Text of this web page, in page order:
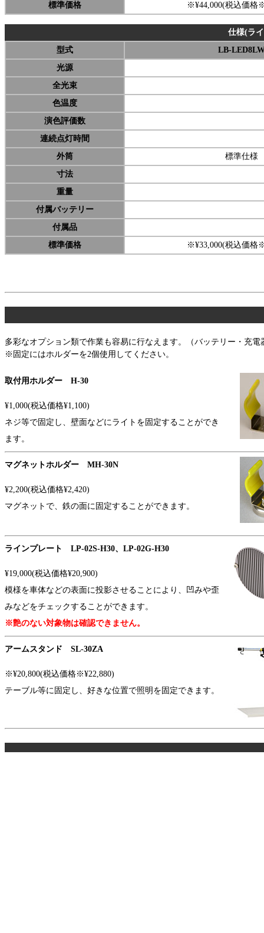
標準価格 ※¥44,000(税込価格
仕様(ラ
型式
LB-
光源
全光束
色温度
演色評価数
連続点灯時間
外筒
標準仕様
寸法
重量
付属バッテリー
付属品
標準価格
※¥33,000(税込価格
多彩なオプション類で作業も容易に行なえます。（バッテリー・充電
※固定にはホルダーを2個使用してください。
取付用ホルダー H-30
¥1,000(税込価格¥1,100)
ネジ等で固定し、壁面などにライトを固定することができ
ます。
マグネットホルダー MH-30N
¥2,200(税込価格¥2,420)
マグネットで、鉄の面に固定することができます。
ラインプレート LP-02S-H30、LP-02G-H30
¥19,000(税込価格¥20,900)
模様を車体などの表面に投影させることにより、凹みや歪
みなどをチェックすることができます。
※艶のない対象物は確認できません。
アームスタンド SL-30ZA
※¥20,800(税込価格※¥22,880)
テーブル等に固定し、好きな位置で照明を固定できます。